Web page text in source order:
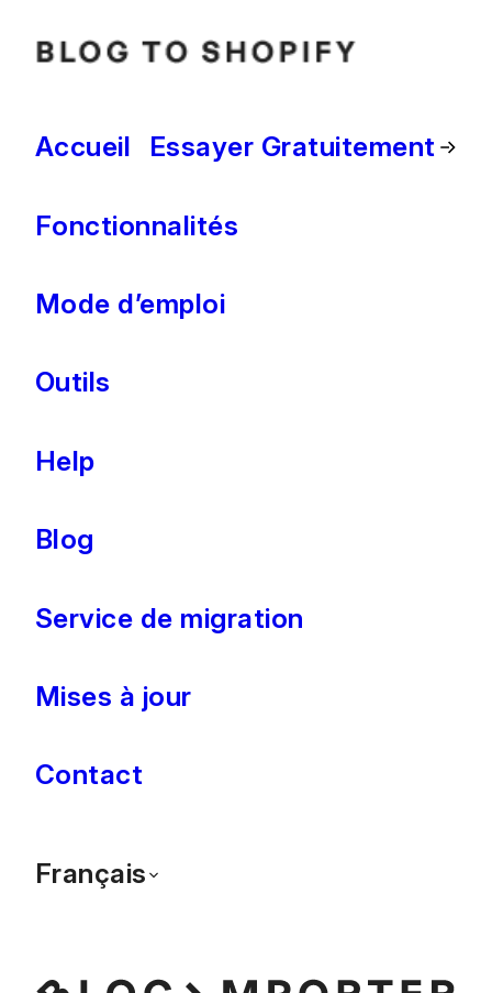
Accueil
Fonctionnalités
Mode d’emploi
Outils
Help
Blog
Service de migration
Mises à jour
Contact
Français
Essayer Gratuitement